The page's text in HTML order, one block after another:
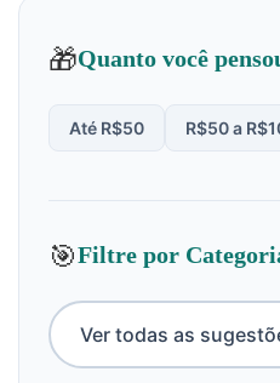
🎁Quanto você
Até R$50 R$50 a
🎯Filtre por